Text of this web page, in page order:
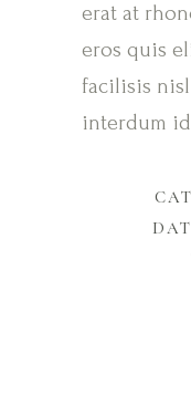
erat at
eros quis
facilisis
interdum